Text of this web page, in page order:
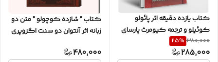
کتاب یازده دقیقه اثر پائولو
کوئیلو و ترجمه کیومرث پارسای
/ متن کامل / کاغذ سفید
380,000
25%
285,000
کتاب " شازده کوچولو " متن دو
زبانه اثر آنتوان دو سنت اگزوپری
480,000